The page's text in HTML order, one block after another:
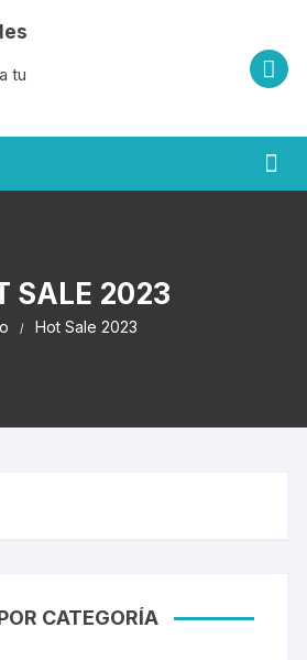
tu
SALE 2023
Hot Sale 2023
CATEGORÍA